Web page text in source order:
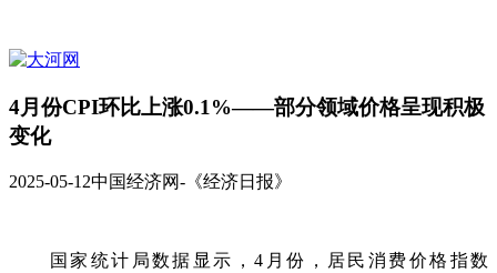
4月份CPI环比上涨0.1%——部分领域价格呈现积极
变化
2025-05-12中国经济网-《经济日报》
国家统计局数据显示，4月份，居民消费价格指数